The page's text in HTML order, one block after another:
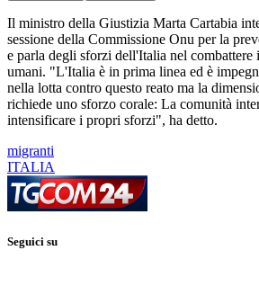
Il ministro della Giustizia Marta Cartabia
sessione della Commissione Onu per la
e parla degli sforzi dell'Italia nel combattere
umani. "L'Italia è in prima linea ed è
nella lotta contro questo reato ma la
richiede uno sforzo corale: La comunità
intensificare i propri sforzi", ha detto.
migranti
ITALIA
Seguici su